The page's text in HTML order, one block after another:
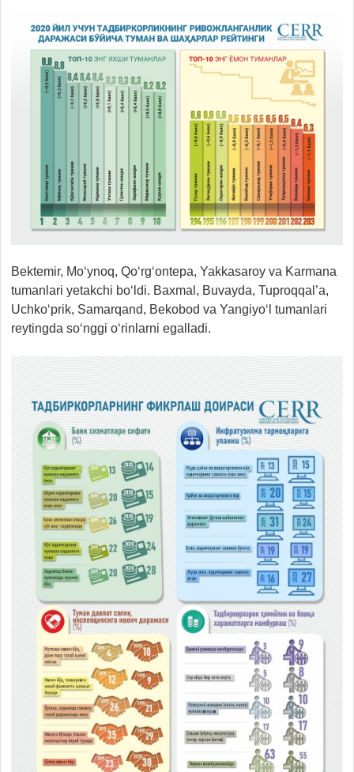
Bektemir, Mo‘ynoq, Qo‘rg‘ontepa, Yakkasaroy va Karmana
tumanlari yetakchi bo‘ldi. Baxmal, Buvayda, Tuproqqal’a,
Uchko‘prik, Samarqand, Bekobod va Yangiyo‘l tumanlari
reytingda so‘nggi o‘rinlarni egalladi.